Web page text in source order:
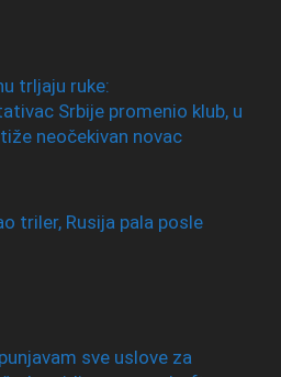
trljaju ruke:
Srbije promenio klub, u
neočekivan novac
triler, Rusija pala posle
sve uslove za